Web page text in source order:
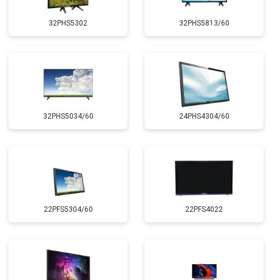
32PHS5302 32PHS5813/60
32PHS5034/60 24PHS4304/60
22PFS5304/60 22PFS4022